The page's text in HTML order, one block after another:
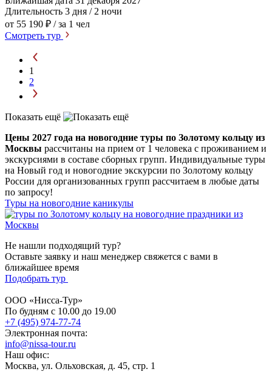
Длительность 3 дня / 2 ночи
от 55 190 ₽ / за 1 чел
Смотреть тур
1
2
Показать ещё
Цены 2027 года на новогодние туры по Золотому кольцу из
Москвы рассчитаны на прием от 1 человека с проживанием и
экскурсиями в составе сборных групп. Индивидуальные туры
на Новый год и новогодние экскурсии по Золотому кольцу
России для организованных групп рассчитаем в любые даты
по запросу!
Туры на новогодние каникулы
Не нашли подходящий тур?
Оставьте заявку и наш менеджер свяжется с вами в
ближайшее время
Подобрать тур
ООО «Нисса-Тур»
По будням с 10.00 до 19.00
+7 (495) 974-77-74
Электронная почта:
info@nissa-tour.ru
Наш офис:
Москва, ул. Ольховская, д. 45, стр. 1